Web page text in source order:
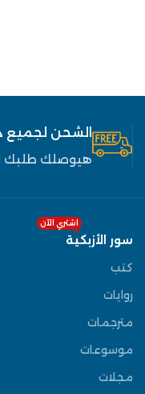
الشحن لجميع
هيوصلك طلبك
سور الأزبكية
اشتري الآن
كتب
روايات
مترجمات
موسوعات
مجلات